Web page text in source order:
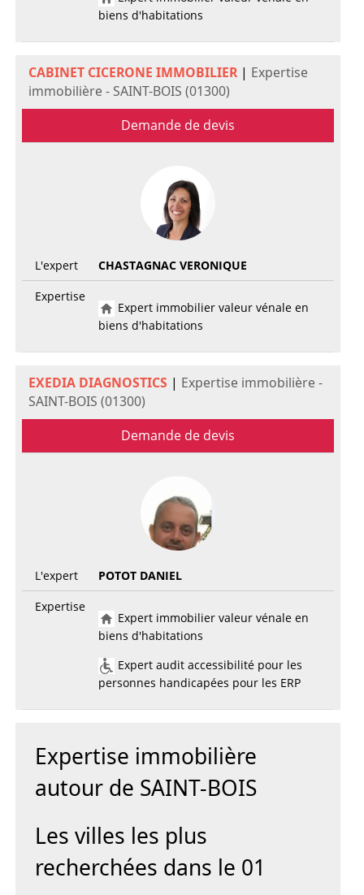
biens d'habitations
CABINET CICERONE IMMOBILIER| Expertise
immobilière - SAINT-BOIS (01300)
Demande de devis
L'expert
CHASTAGNAC VERONIQUE
Expertise
Expert immobilier valeur vénale en
biens d'habitations
EXEDIA DIAGNOSTICS | Expertise immobilière -
SAINT-BOIS (01300)
Demande de devis
L'expert
POTOT DANIEL
Expertise
Expert immobilier valeur vénale en
biens d'habitations
Expert audit accessibilité pour les
personnes handicapées pour les ERP
Expertise immobilière
autour de SAINT-BOIS
Les villes les plus
recherchées dans le 01